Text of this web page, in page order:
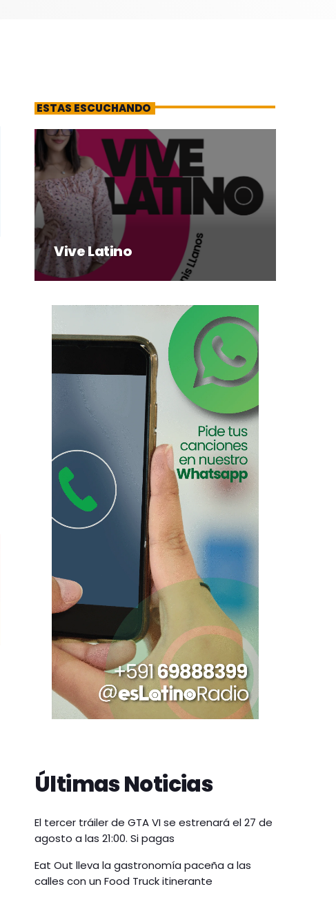
ESTAS ESCUCHANDO
Vive Latino
Últimas Noticias
El tercer tráiler de GTA VI se estrenará el 27 de
agosto a las 21:00. Si pagas
Eat Out lleva la gastronomía paceña a las
calles con un Food Truck itinerante